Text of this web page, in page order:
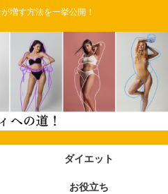
増す方法を一挙公開！
ダイエット
お役立ち